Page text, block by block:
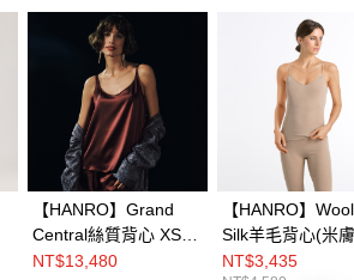
【HANRO】Grand
Central絲質背心 XS-
M(亮琉棕)
NT$13,480
【HANRO】
Silk羊毛背心(米
NT$3,435